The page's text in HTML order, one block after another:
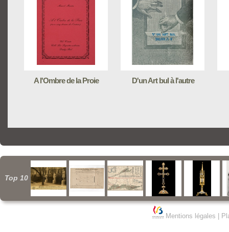
A l'Ombre de la Proie D'un Art bul à l'autre
Top 10
Mentions légales